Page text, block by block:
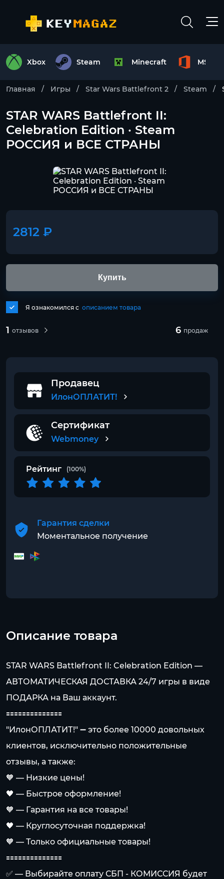
Xbox Steam Minecraft MS
Главная Игры Star Wars Battlefront 2 Steam
STAR WARS Battlefront II:
Celebration Edition · Steam
РОССИЯ и ВСЕ СТРАНЫ
2812 ₽
1 отзывов 6 продаж
Я ознакомился с описанием товара
Купить
Продавец
ИлонОПЛАТИТ!
Сертификат
Webmoney
Рейтинг (100%)
Гарантия сделки
Моментальное получение
Описание товара
STAR WARS Battlefront II: Celebration Edition —
АВТОМАТИЧЕСКАЯ ДОСТАВКА 24/7 игры в виде
ПОДАРКА на Ваш аккаунт.
🟰🟰🟰🟰🟰🟰🟰🟰🟰🟰🟰🟰🟰🟰
"ИлонОПЛАТИТ!" ➖ это более 10000 довольных
клиентов, исключительно положительные
отзывы, а также:
🧡 — Низкие цены!
🖤 — Быстрое оформление!
🧡 — Гарантия на все товары!
🖤 — Круглосуточная поддержка!
🧡 — Только официальные товары!
🟰🟰🟰🟰🟰🟰🟰🟰🟰🟰🟰🟰🟰🟰
✅ — Выбирайте оплату СБП - КОМИССИЯ будет